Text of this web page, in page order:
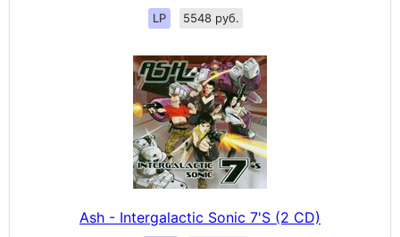
LP 5548 руб.
Ash - Intergalactic Sonic 7'S (2 CD)